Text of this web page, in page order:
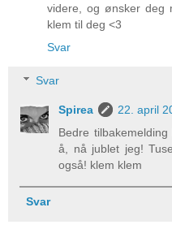
videre, og ønsker deg
klem til deg <3
Svar
Svar
Spirea
22. april
Bedre
å, nå jublet jeg!
også! klem klem
Svar